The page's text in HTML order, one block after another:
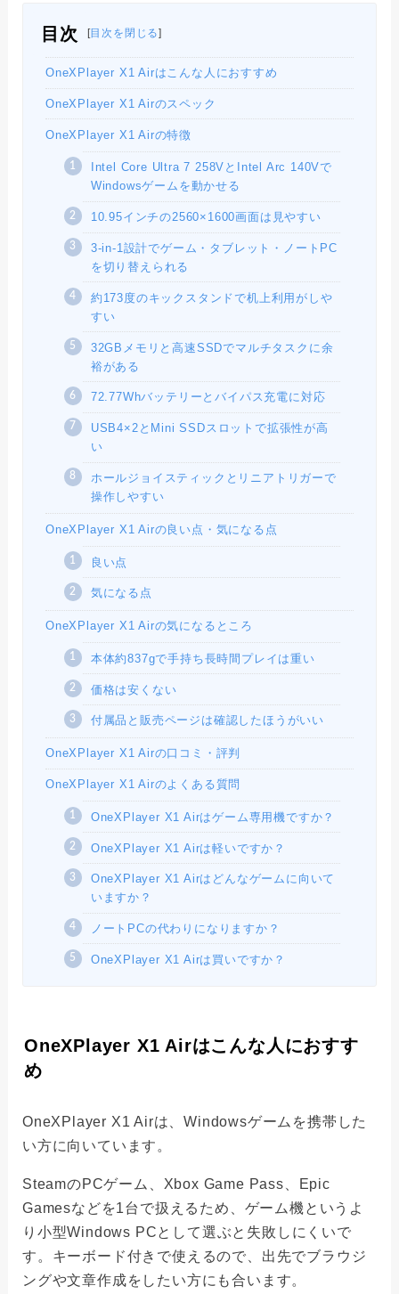
目次 目次を閉じる
OneXPlayer X1 Airはこんな人におすすめ
OneXPlayer X1 Airのスペック
OneXPlayer X1 Airの特徴
Intel Core Ultra 7 258VとIntel Arc 140Vで
Windowsゲームを動かせる
10.95インチの2560×1600画面は見やすい
3-in-1設計でゲーム・タブレット・ノートPC
を切り替えられる
約173度のキックスタンドで机上利用がしや
すい
32GBメモリと高速SSDでマルチタスクに余
裕がある
72.77Whバッテリーとバイパス充電に対応
USB4×2とMini SSDスロットで拡張性が高
い
ホールジョイスティックとリニアトリガーで
操作しやすい
OneXPlayer X1 Airの良い点・気になる点
良い点
気になる点
OneXPlayer X1 Airの気になるところ
本体約837gで手持ち長時間プレイは重い
価格は安くない
付属品と販売ページは確認したほうがいい
OneXPlayer X1 Airの口コミ・評判
OneXPlayer X1 Airのよくある質問
OneXPlayer X1 Airはゲーム専用機ですか？
OneXPlayer X1 Airは軽いですか？
OneXPlayer X1 Airはどんなゲームに向いて
いますか？
ノートPCの代わりになりますか？
OneXPlayer X1 Airは買いですか？
OneXPlayer X1 Airはこんな人におすす
め
OneXPlayer X1 Airは、Windowsゲームを携帯した
い方に向いています。
SteamのPCゲーム、Xbox Game Pass、Epic
Gamesなどを1台で扱えるため、ゲーム機というよ
り小型Windows PCとして選ぶと失敗しにくいで
す。キーボード付きで使えるので、出先でブラウジ
ングや文章作成をしたい方にも合います。